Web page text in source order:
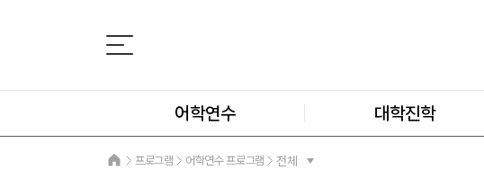
어학연수 대학진학
프로그램 어학연수 프로그램 전체